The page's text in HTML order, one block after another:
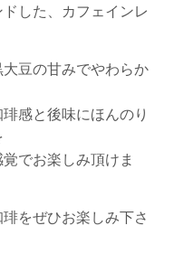
した、カフェインレ
豆の甘みでやわらか
感と後味にほんのり
でお楽しみ頂けま
をぜひお楽しみ下さ